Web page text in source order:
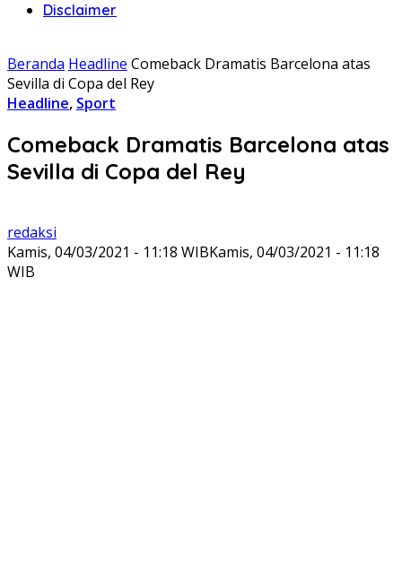
Disclaimer
Beranda Headline Comeback Dramatis Barcelona atas
Sevilla di Copa del Rey
Headline, Sport
Comeback Dramatis Barcelona atas
Sevilla di Copa del Rey
redaksi
Kamis, 04/03/2021 - 11:18 WIBKamis, 04/03/2021 - 11:18
WIB